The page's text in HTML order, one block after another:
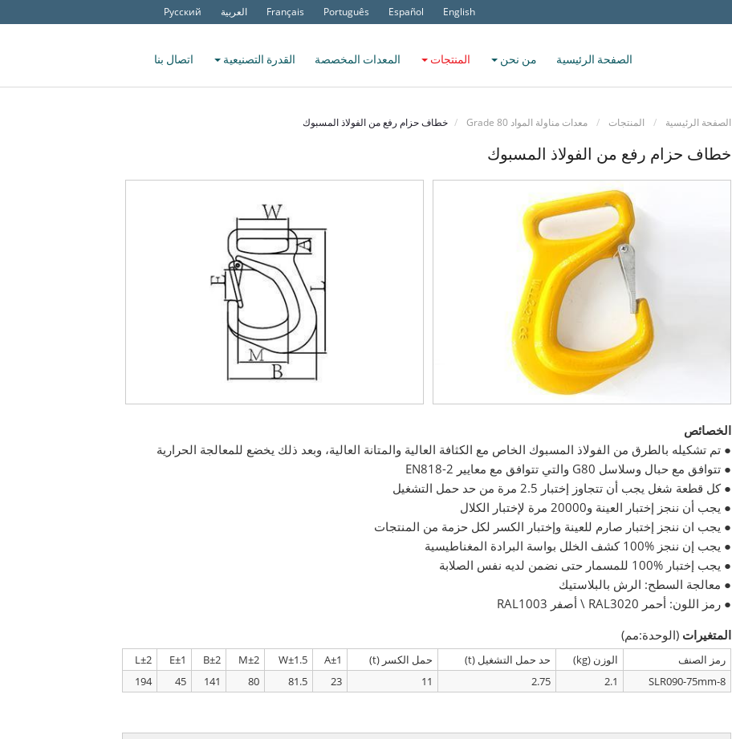
English
Español
Português
Français العربية Русский
الصفحة الرئيسية من نحن المنتجات المعدات المخصصة القدرة التصنيعية اتصال بنا
الصفحة الرئيسية المنتجات معدات مناولة المواد Grade 80 خطاف حزام رفع من الفولاذ المسبوك
خطاف حزام رفع من الفولاذ المسبوك
الخصائص
● تم تشكيله بالطرق من الفولاذ المسبوك الخاص مع الكثافة العالية والمتانة العالية، وبعد ذلك يخضع للمعالجة الحرارية
● تتوافق مع حبال وسلاسل G80 والتي تتوافق مع معايير EN818-2
● كل قطعة شغل يجب أن تتجاوز إختبار 2.5 مرة من حد حمل التشغيل
● يجب أن ننجز إختبار العينة و20000 مرة لإختبار الكلال
● يجب ان ننجز إختبار صارم للعينة وإختبار الكسر لكل حزمة من المنتجات
● يجب إن ننجز 100% كشف الخلل بواسة البرادة المغناطيسية
● يجب إختبار 100% للمسمار حتى نضمن لديه نفس الصلابة
● معالجة السطح: الرش بالبلاستيك
● رمز اللون: أحمر RAL3020 \ أصفر RAL1003
المتغيرات (الوحدة:مم)
رمز الصنف الوزن (kg) حد حمل التشغيل (t) حمل الكسر (t) A±1
W±1.5
M±2
B±2
E±1
L±2
8-SLR090-75mm
2.1
2.75
11
23
81.5
80
141
45
194